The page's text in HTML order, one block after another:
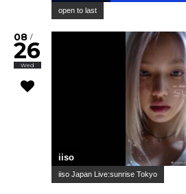
open to last
08 /
26
Wed
iiso
iiso Japan Live:sunrise Tokyo